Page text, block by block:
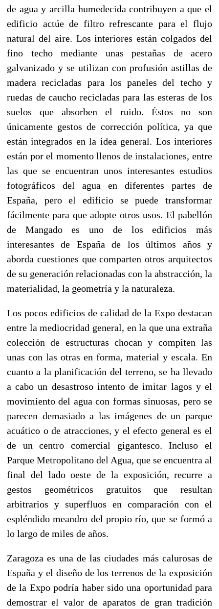
de agua y arcilla humedecida contribuyen a que el
edificio actúe de filtro refrescante para el flujo
natural del aire. Los interiores están colgados del
fino techo mediante unas pestañas de acero
galvanizado y se utilizan con profusión astillas de
madera recicladas para los paneles del techo y
ruedas de caucho recicladas para las esteras de los
suelos que absorben el ruido. Éstos no son
únicamente gestos de corrección política, ya que
están integrados en la idea general. Los interiores
están por el momento llenos de instalaciones, entre
las que se encuentran unos interesantes estudios
fotográficos del agua en diferentes partes de
España, pero el edificio se puede transformar
fácilmente para que adopte otros usos. El pabellón
de Mangado es uno de los edificios más
interesantes de España de los últimos años y
aborda cuestiones que comparten otros arquitectos
de su generación relacionadas con la abstracción, la
materialidad, la geometría y la naturaleza.
Los pocos edificios de calidad de la Expo destacan
entre la mediocridad general, en la que una extraña
colección de estructuras chocan y compiten las
unas con las otras en forma, material y escala. En
cuanto a la planificación del terreno, se ha llevado
a cabo un desastroso intento de imitar lagos y el
movimiento del agua con formas sinuosas, pero se
parecen demasiado a las imágenes de un parque
acuático o de atracciones, y el efecto general es el
de un centro comercial gigantesco. Incluso el
Parque Metropolitano del Agua, que se encuentra al
final del lado oeste de la exposición, recurre a
gestos geométricos gratuitos que resultan
arbitrarios y superfluos en comparación con el
espléndido meandro del propio río, que se formó a
lo largo de miles de años.
Zaragoza es una de las ciudades más calurosas de
España y el diseño de los terrenos de la exposición
de la Expo podría haber sido una oportunidad para
demostrar el valor de aparatos de gran tradición